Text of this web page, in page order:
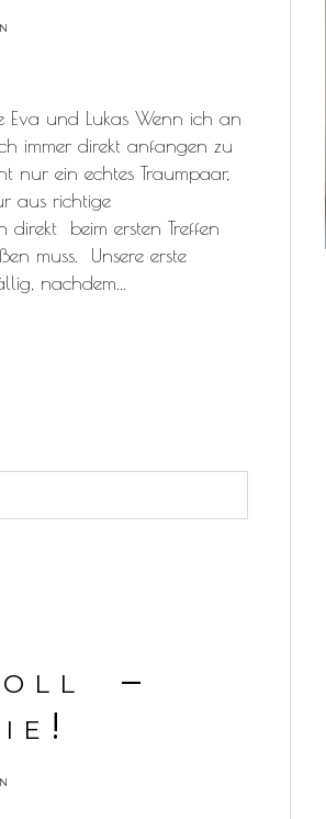
Eva und Lukas Wenn ich an
immer direkt anfangen zu
nur ein echtes Traumpaar,
aus richtige
direkt beim ersten Treffen
muss. Unsere erste
nachdem...
–